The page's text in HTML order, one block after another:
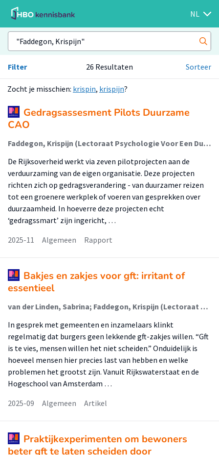
NL
Filter 26 Resultaten Sorteer
Zocht je misschien: krispin, krispijn?
Gedragsassesment Pilots Duurzame
CAO
Faddegon, Krispijn (Lectoraat Psychologie Voor Een Duurzame Stad); Vermeer, Willemijn (Lectoraat Psychologie Voor Een Duurzame Stad); Bredenoort, Danique (Lectoraat Psychologie Voor Een Duurzame Stad); Benoist, Nco; Renes, Reint Jan (Lectoraat Psychologie Voor Een Duurzame Stad)
De Rijksoverheid werkt via zeven pilotprojecten aan de
verduurzaming van de eigen organisatie. Deze projecten
richten zich op gedragsverandering - van duurzamer reizen
tot een groenere werkplek of voeren van gesprekken over
duurzaamheid. In hoeverre deze projecten echt
‘gedragssmart’ zijn ingericht, …
2025-11
Algemeen Rapport
Bakjes en zakjes voor gft: irritant of
essentieel
van der Linden, Sabrina; Faddegon, Krispijn (Lectoraat Psychologie Voor Een Duurzame Stad)
In gesprek met gemeenten en inzamelaars klinkt
regelmatig dat burgers geen lekkende gft-zakjes willen. “Gft
is te vies, mensen willen het niet scheiden.” Onduidelijk is
hoeveel mensen hier precies last van hebben en welke
problemen het grootst zijn. Vanuit Rijkswaterstaat en de
Hogeschool van Amsterdam …
2025-09
Algemeen Artikel
Praktijkexperimenten om bewoners
beter gft te laten scheiden door